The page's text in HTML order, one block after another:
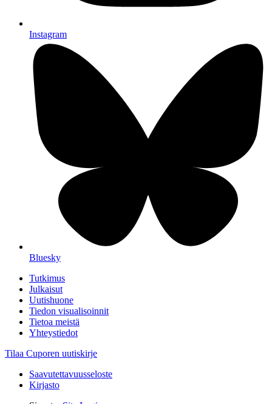
Instagram
Bluesky
Tutkimus
Julkaisut
Uutishuone
Tiedon visualisoinnit
Tietoa meistä
Yhteystiedot
Tilaa Cuporen uutiskirje
Saavutettavuusseloste
Kirjasto